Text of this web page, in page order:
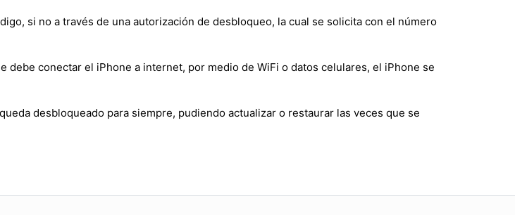
si no a través de una autorización de desbloqueo, la cual se solicita con el número
conectar el iPhone a internet, por medio de WiFi o datos celulares, el iPhone se
desbloqueado para siempre, pudiendo actualizar o restaurar las veces que se